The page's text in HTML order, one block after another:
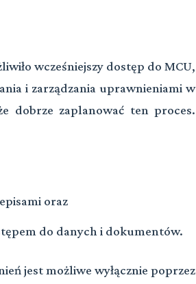
wcześniejszy dostęp do MCU,
i zarządzania uprawnieniami w
dobrze zaplanować ten proces.
oraz
do danych i dokumentów.
jest możliwe wyłącznie poprzez